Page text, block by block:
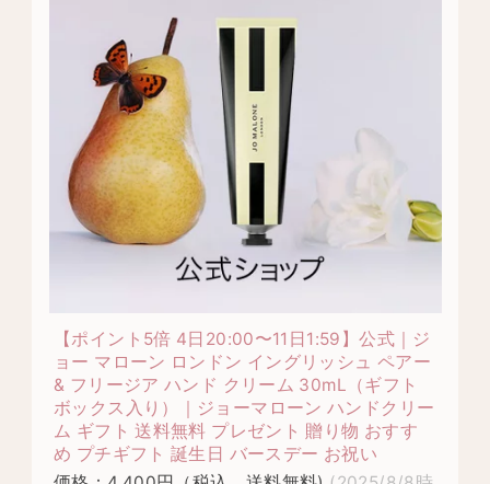
【ポイント5倍 4日20:00〜11日1:59】公式｜ジ
ョー マローン ロンドン イングリッシュ ペアー
& フリージア ハンド クリーム 30mL（ギフト
ボックス入り）｜ジョーマローン ハンドクリー
ム ギフト 送料無料 プレゼント 贈り物 おすす
め プチギフト 誕生日 バースデー お祝い